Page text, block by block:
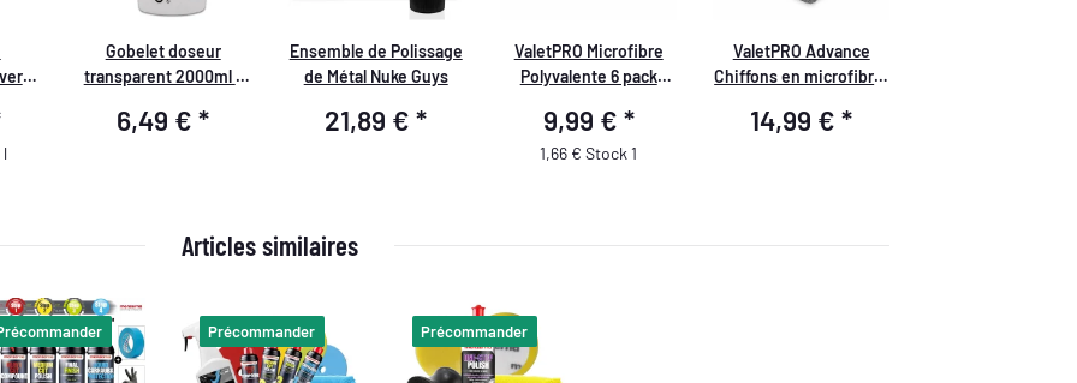
-
l
Gobelet doseur
transparent 2000ml -
alimentaires, résistant
laboratoire fabriqué en
6,49 €*
Ensemble de Polissage
de Métal Nuke Guys
21,89 €*
ValetPRO Microfibre
Polyvalente 6 pack
Microfibre Tout Usage 6
pièces
9,99 € *
1,66 € Stock 1
ValetPRO Advance
Chiffons en microfibre,
40cm
14,99 €*
Articles similaires
Précommander Précommander